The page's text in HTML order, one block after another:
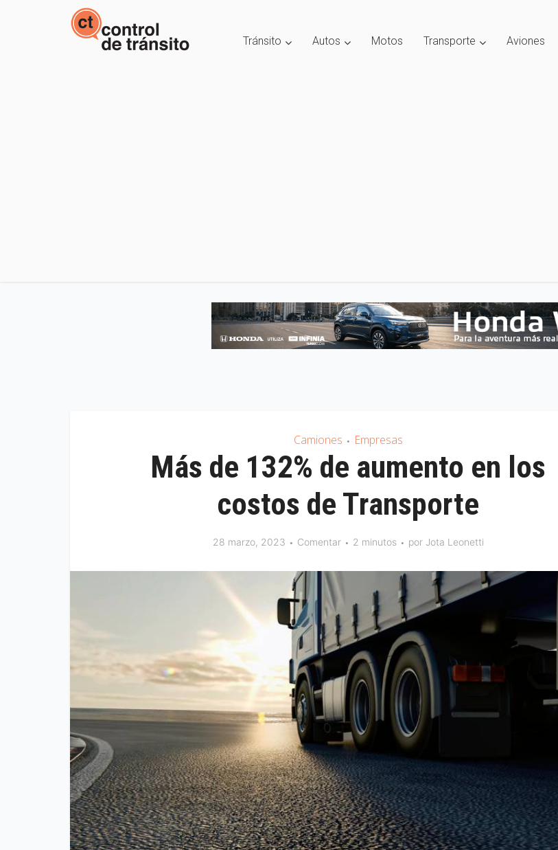
Tránsito Autos Motos Transporte Aviones
Camiones • Empresas
Más de 132% de aumento en los
costos de Transporte
28 marzo, 2023 Comentar 2 minutos por Jota Leonetti